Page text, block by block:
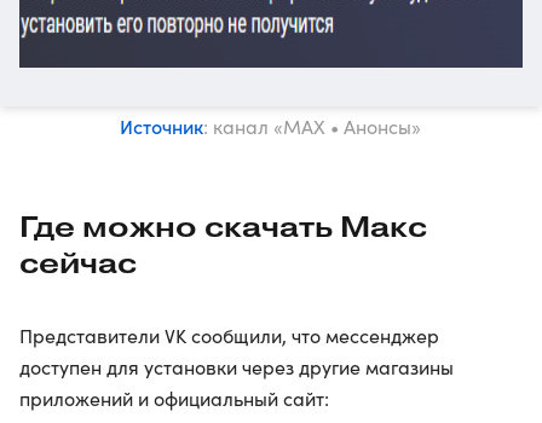
Источник: канал «MAX • Анонсы»
Где можно скачать Макс
сейчас
Представители VK сообщили, что мессенджер
доступен для установки через другие магазины
приложений и официальный сайт: